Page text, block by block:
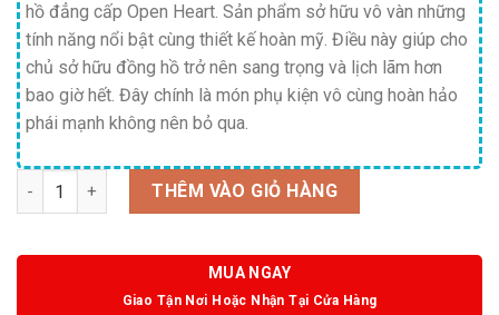
hồ đẳng cấp Open Heart. Sản phẩm sở hữu vô vàn những
tính năng nổi bật cùng thiết kế hoàn mỹ. Điều này giúp cho
chủ sở hữu đồng hồ trở nên sang trọng và lịch lãm hơn
bao giờ hết. Đây chính là món phụ kiện vô cùng hoàn hảo
phái mạnh không nên bỏ qua.
Số lượng THÊM VÀO GIỎ HÀNG
MUA NGAY
Giao Tận Nơi Hoặc Nhận Tại Cửa Hàng